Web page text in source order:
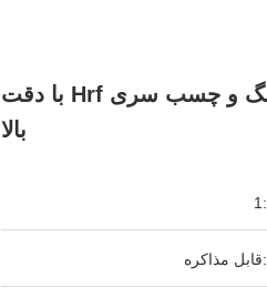
پمپ اندازه گیری رنگ و چسب سری Hrf با دقت
بالا
1
قابل مذاکره